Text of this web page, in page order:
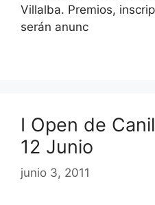
Villalba. Premios,
serán anunc
I Open de
12 Junio
junio 3, 2011